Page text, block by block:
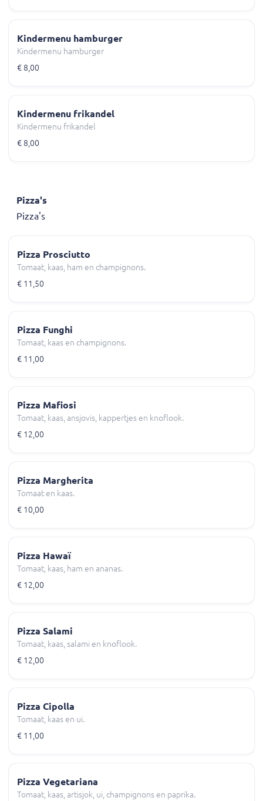
Kindermenu hamburger
Kindermenu hamburger
€ 8,00
Kindermenu frikandel
Kindermenu frikandel
€ 8,00
Pizza's
Pizza's
Pizza Prosciutto
Tomaat, kaas, ham en champignons.
€ 11,50
Pizza Funghi
Tomaat, kaas en champignons.
€ 11,00
Pizza Mafiosi
Tomaat, kaas, ansjovis, kappertjes en knoflook.
€ 12,00
Pizza Margherita
Tomaat en kaas.
€ 10,00
Pizza Hawaï
Tomaat, kaas, ham en ananas.
€ 12,00
Pizza Salami
Tomaat, kaas, salami en knoflook.
€ 12,00
Pizza Cipolla
Tomaat, kaas en ui.
€ 11,00
Pizza Vegetariana
Tomaat, kaas, artisjok, ui, champignons en paprika.